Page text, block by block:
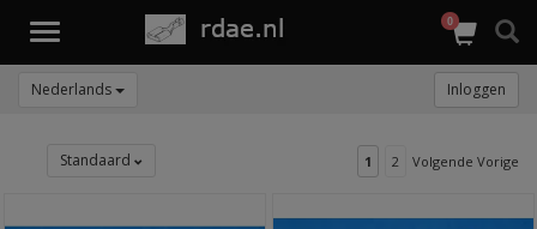
Toggle
0
Nederlands Inloggen
Standaard 1 2 Volgende Vorige